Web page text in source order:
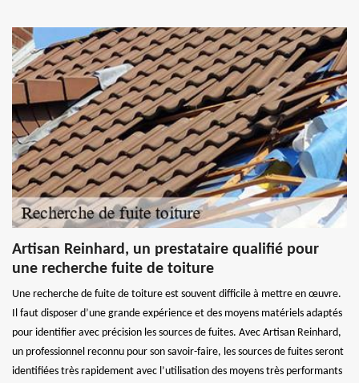
Artisan Reinhard, un prestataire qualifié pour
une recherche fuite de toiture
Une recherche de fuite de toiture est souvent difficile à mettre en œuvre.
Il faut disposer d’une grande expérience et des moyens matériels adaptés
pour identifier avec précision les sources de fuites. Avec Artisan Reinhard,
un professionnel reconnu pour son savoir-faire, les sources de fuites seront
identifiées très rapidement avec l’utilisation des moyens très performants